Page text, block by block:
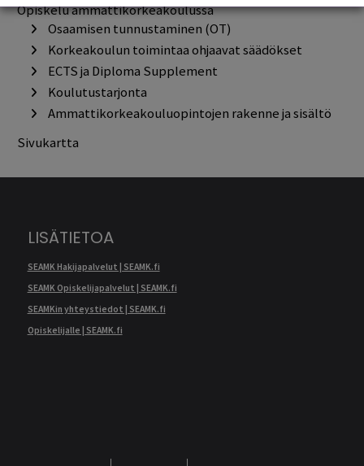
Opiskelu ammattikorkeakoulussa
Osaamisen tunnustaminen (OT)
Korkeakoulun toimintaa ohjaavat säädökset
ECTS ja Diploma Supplement
Koulutustarjonta
Ammattikorkeakouluopintojen rakenne ja sisältö
Sivukartta
LISÄTIETOA
SEAMK Hakijapalvelut | SEAMK.fi
SEAMK Opiskelijapalvelut | SEAMK.fi
SEAMKin yhteystiedot | SEAMK.fi
Opiskelijalle | SEAMK.fi